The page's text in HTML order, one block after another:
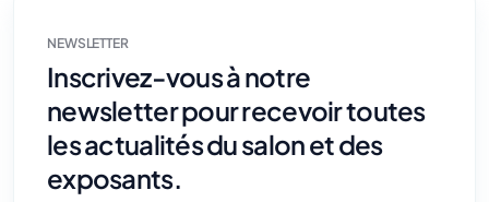
NEWSLETTER
Inscrivez-vous à notre
newsletter pour recevoir toutes
les actualités du salon et des
exposants.